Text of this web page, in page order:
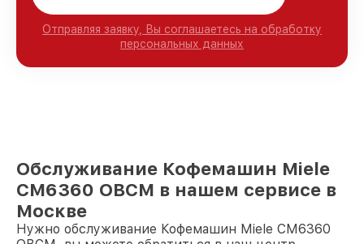
Отправляя заявку, Вы соглашаетесь на обработку
персональных данных
Обслуживание Кофемашин Miele
CM6360 OBCM в нашем сервисе в
Москве
Нужно обслуживание Кофемашин Miele CM6360